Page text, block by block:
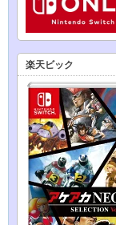
楽天ビック